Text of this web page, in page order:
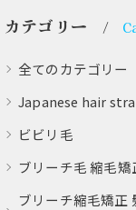
カテゴリー
全てのカテゴリー
Japanese hair
ビビリ毛
ブリーチ毛 縮毛矯
ブリーチ縮毛矯正